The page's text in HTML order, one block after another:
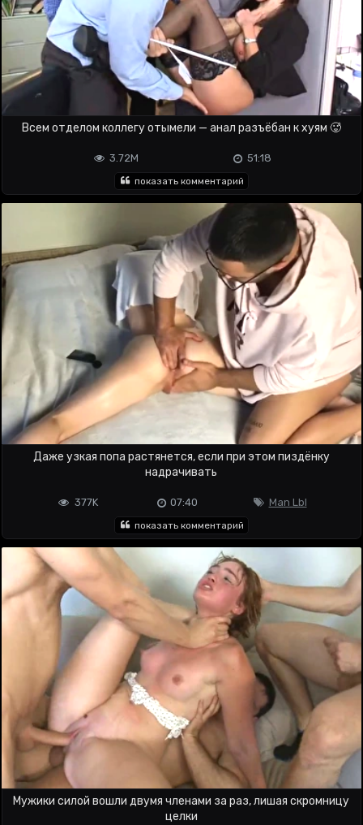
Всем отделом коллегу отымели — анал разъёбан к хуям 🥵
51:18
3.72M
показать комментарий
Даже узкая попа растянется, если при этом пиздёнку
надрачивать
Man Lbl
07:40
377K
показать комментарий
Мужики силой вошли двумя членами за раз, лишая скромницу
целки